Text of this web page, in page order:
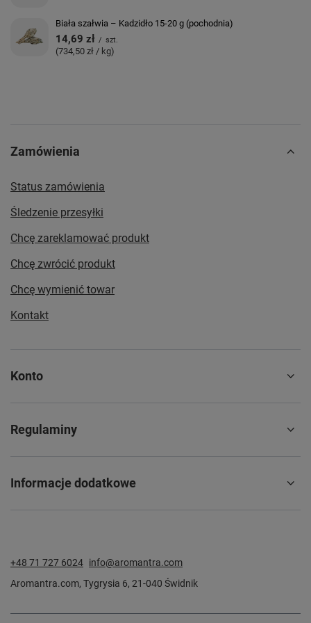
Biała szałwia – Kadzidło 15-20 g (pochodnia)
14,69 zł / szt.
(734,50 zł / kg)
Zamówienia
Status zamówienia
Śledzenie przesyłki
Chcę zareklamować produkt
Chcę zwrócić produkt
Chcę wymienić towar
Kontakt
Konto
Regulaminy
Informacje dodatkowe
+48 71 727 6024 info@aromantra.com
Aromantra.com, Tygrysia 6, 21-040 Świdnik